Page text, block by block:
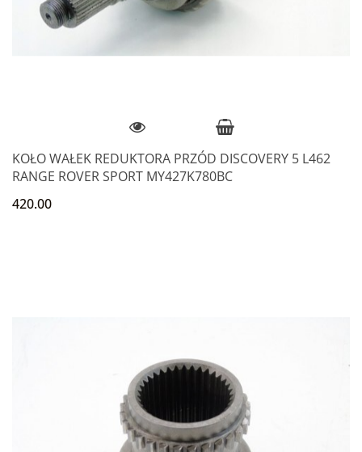
KOŁO WAŁEK REDUKTORA PRZÓD DISCOVERY 5 L462
RANGE ROVER SPORT MY427K780BC
420.00